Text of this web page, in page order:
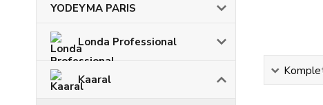
YODEYMA PARIS
Londa Professional
Kaaral